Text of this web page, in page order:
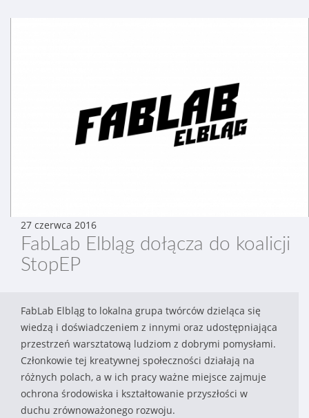
27 czerwca 2016
FabLab Elbląg dołącza do koalicji
StopEP
FabLab Elbląg to lokalna grupa twórców dzieląca się
wiedzą i doświadczeniem z innymi oraz udostępniająca
przestrzeń warsztatową ludziom z dobrymi pomysłami.
Członkowie tej kreatywnej społeczności działają na
różnych polach, a w ich pracy ważne miejsce zajmuje
ochrona środowiska i kształtowanie przyszłości w
duchu zrównoważonego rozwoju.